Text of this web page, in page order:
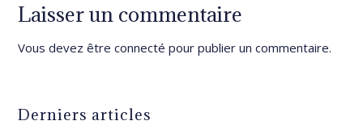
Laisser un commentaire
Vous devez êtreconnecté pour publier un commentaire.
Derniers articles